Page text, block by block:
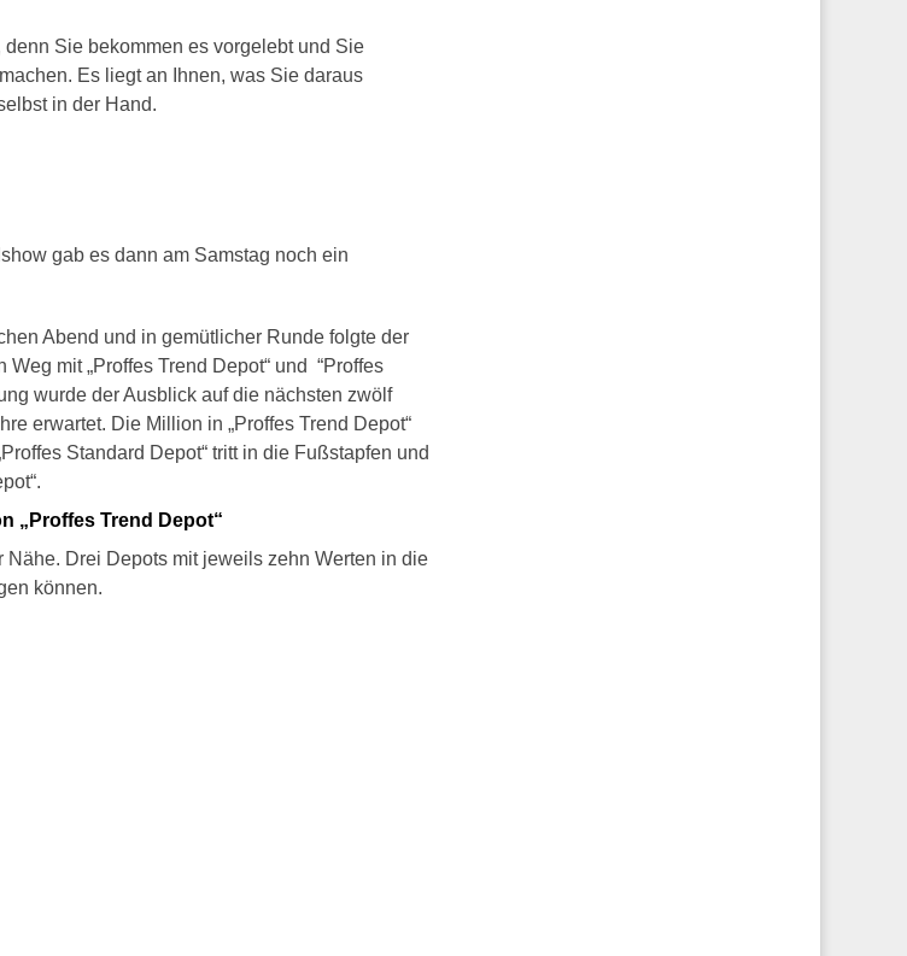
Sie bekommen es vorgelebt und Sie
Es liegt an Ihnen, was Sie daraus
in der Hand.
gab es dann am Samstag noch ein
Abend und in gemütlicher Runde folgte der
mit „Proffes Trend Depot“ und “Proffes
wurde der Ausblick auf die nächsten zwölf
erwartet. Die Million in „Proffes Trend Depot“
Standard Depot“ tritt in die Fußstapfen und
„Proffes Trend Depot“
Nähe. Drei Depots mit jeweils zehn Werten in die
können.